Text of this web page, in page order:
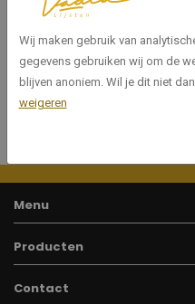
Specificaties
Artikelnummer
Menu
Producten
Contact
Wij maken gebruik van
gegevens gebruiken wij om de
blijven anoniem. Wil je dit niet
weigeren